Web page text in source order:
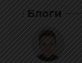
Блоги